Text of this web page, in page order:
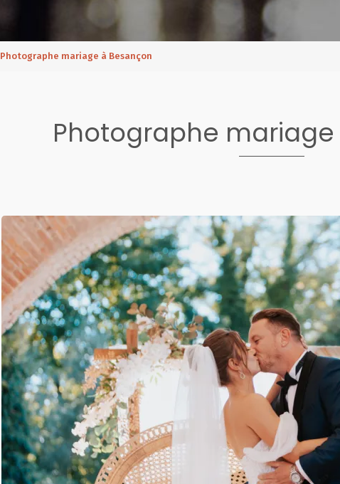
Photographe mariage à Besançon
Photographe